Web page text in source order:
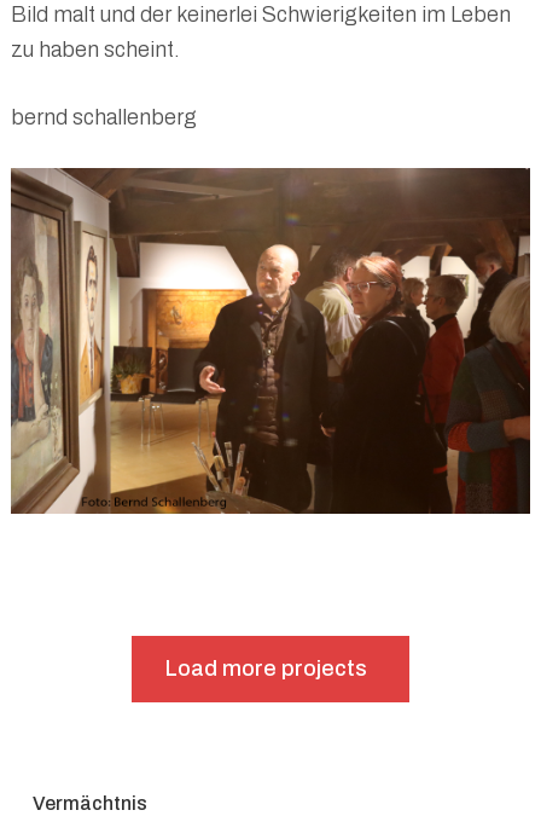
Bild malt und der keinerlei Schwierigkeiten im Leben
zu haben scheint.
bernd schallenberg
Load more projects
Vermächtnis